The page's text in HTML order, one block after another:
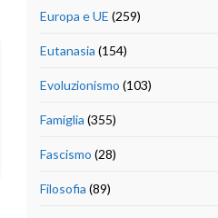
Europa e UE (259)
Eutanasia (154)
Evoluzionismo (103)
Famiglia (355)
Fascismo (28)
Filosofia (89)